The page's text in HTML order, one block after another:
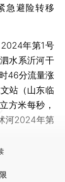
急避险转移
年第1号
水系沂河干
46分流量涨
站（山东临
方米每秒，
河2024年第